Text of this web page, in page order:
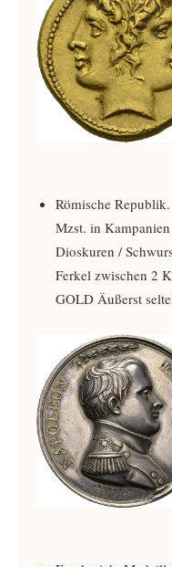
Römische
Mzst. in
Dioskuren /
Ferkel zwischen 2
GOLD Äußerst